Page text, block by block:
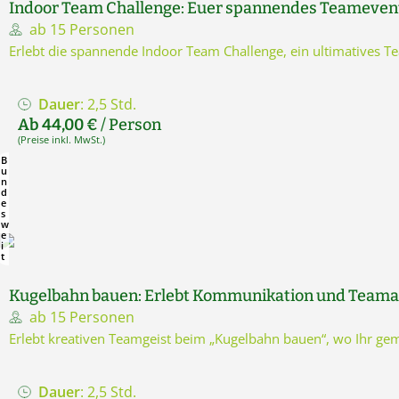
Indoor Team Challenge: Euer spannendes
ab 15 Personen
Erlebt die spannende Indoor Team Challenge, ein ultimatives
Dauer: 2,5 Std.
Ab 44,00 €/ Person
(Preise inkl. MwSt.)
B
u
n
d
e
s
w
e
i
t
Kugelbahn bauen: Erlebt Kommunikation und
ab 15 Personen
Erlebt kreativen Teamgeist beim „Kugelbahn bauen“, wo Ihr
Dauer: 2,5 Std.